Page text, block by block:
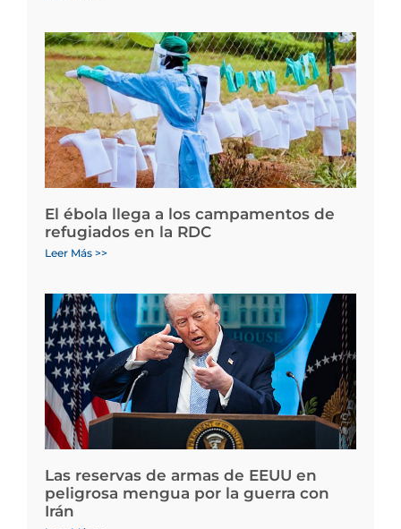
El ébola llega a los campamentos de
refugiados en la RDC
Leer Más >>
Las reservas de armas de EEUU en
peligrosa mengua por la guerra con
Irán